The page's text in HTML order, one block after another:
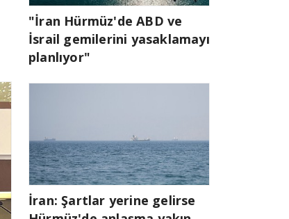
"İran Hürmüz'de ABD ve
İsrail gemilerini yasaklamayı
planlıyor"
İran: Şartlar yerine gelirse